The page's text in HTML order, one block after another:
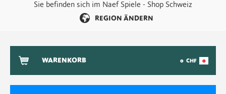
Sie befinden sich im Naef Spiele - Shop Schweiz
REGION ÄNDERN
WARENKORB 0 CHF 0